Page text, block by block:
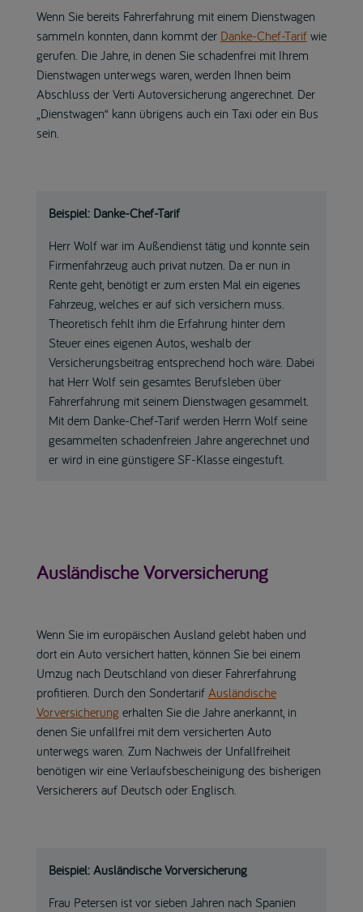
Wenn Sie bereits Fahrerfahrung mit einem Dienstwagen
sammeln konnten, dann kommt der Danke-Chef-Tarifwie
gerufen. Die Jahre, in denen Sie schadenfrei mit Ihrem
Dienstwagen unterwegs waren, werden Ihnen beim
Abschluss der Verti Autoversicherung angerechnet. Der
„Dienstwagen“ kann übrigens auch ein Taxi oder ein Bus
sein.
Beispiel: Danke-Chef-Tarif
Herr Wolf war im Außendienst tätig und konnte sein
Firmenfahrzeug auch privat nutzen. Da er nun in
Rente geht, benötigt er zum ersten Mal ein eigenes
Fahrzeug, welches er auf sich versichern muss.
Theoretisch fehlt ihm die Erfahrung hinter dem
Steuer eines eigenen Autos, weshalb der
Versicherungsbeitrag entsprechend hoch wäre. Dabei
hat Herr Wolf sein gesamtes Berufsleben über
Fahrerfahrung mit seinem Dienstwagen gesammelt.
Mit dem Danke-Chef-Tarif werden Herrn Wolf seine
gesammelten schadenfreien Jahre angerechnet und
er wird in eine günstigere SF-Klasse eingestuft.
Ausländische Vorversicherung
Wenn Sie im europäischen Ausland gelebt haben und
dort ein Auto versichert hatten, können Sie bei einem
Umzug nach Deutschland von dieser Fahrerfahrung
profitieren. Durch den Sondertarif Ausländische
Vorversicherung erhalten Sie die Jahre anerkannt, in
denen Sie unfallfrei mit dem versicherten Auto
unterwegs waren. Zum Nachweis der Unfallfreiheit
benötigen wir eine Verlaufsbescheinigung des bisherigen
Versicherers auf Deutsch oder Englisch.
Beispiel: Ausländische Vorversicherung
Frau Petersen ist vor sieben Jahren nach Spanien